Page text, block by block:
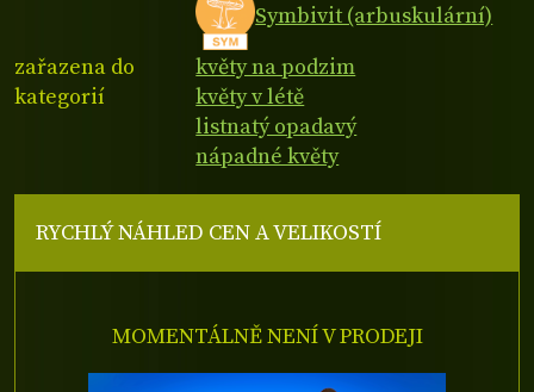
Symbivit (arbuskulární)
zařazena do
kategorií
květy na podzim
květy v létě
listnatý opadavý
nápadné květy
RYCHLÝ NÁHLED CEN A VELIKOSTÍ
MOMENTÁLNĚ NENÍ V PRODEJI